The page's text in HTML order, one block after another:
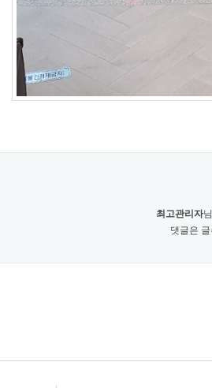
최고관리자
댓글은